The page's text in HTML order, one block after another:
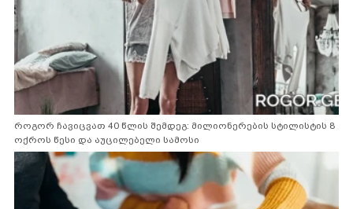
როგორ ჩავიცვათ 40 წლის შემდეგ: მილიონერების სტილისტის 8
ოქროს წესი და აუცილებელი სამოსი